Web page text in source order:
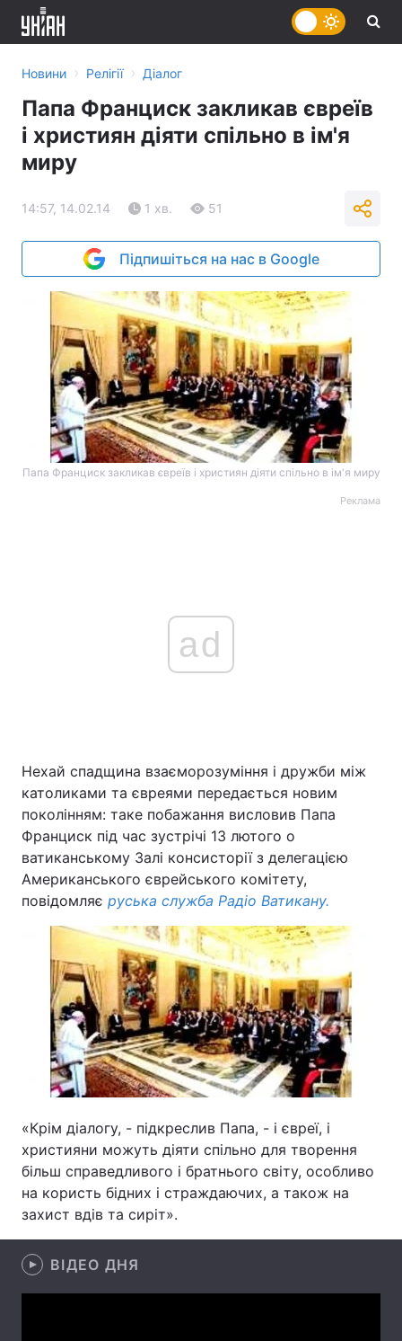
Головна Війна
Економіка Світ
Спорт Наука
Техно і зв'язок Лайт
Зброя Інциденти
Здоров'я Туризм
Цікавинки Погода
Екологія Регіони
Лонгріди
Відео з Youtube Статті
Новини › Релігії › Діалог
Папа Франциск закликав євреїв
і християн діяти спільно в ім'я
миру
14:57, 14.02.14 1 хв. 51
Підпишіться на нас в Google
Папа Франциск закликав євреїв і християн діяти спільно в ім'я миру
Реклама
ad
Нехай спадщина взаєморозуміння і дружби між
католиками та євреями передається новим
поколінням: таке побажання висловив Папа
Франциск під час зустрічі 13 лютого о
ватиканському Залі консисторії з делегацією
Американського єврейського комітету,
повідомляє руська служба Радіо Ватикану.
«Крім діалогу, - підкреслив Папа, - і євреї, і
християни можуть діяти спільно для творення
більш справедливого і братнього світу, особливо
на користь бідних і страждаючих, а також на
захист вдів та сиріт».
ВІДЕО ДНЯ